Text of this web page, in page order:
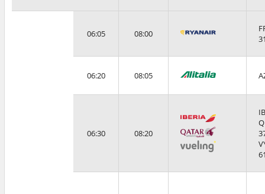
06:05 08:00
06:20 08:05
06:30 08:20